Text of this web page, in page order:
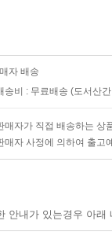
자 배송
송비 : 무료배송 (도서산
매자가 직접 배송하는 상
매자 사정에 의하여 출고
안내가 있는경우 아